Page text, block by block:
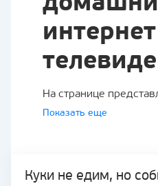
Куки не едим, но
На странице
скоростью интернета
Показать еще